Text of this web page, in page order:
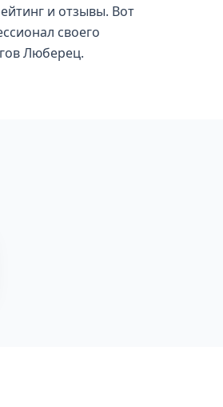
и отзывы. Вот
своего
Люберец.